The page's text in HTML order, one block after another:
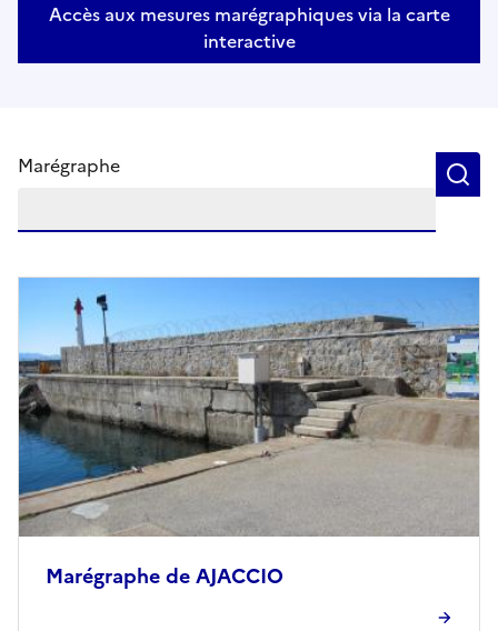
Accès aux mesures marégraphiques via la carte
interactive
Marégraphe
Marégraphe de AJACCIO